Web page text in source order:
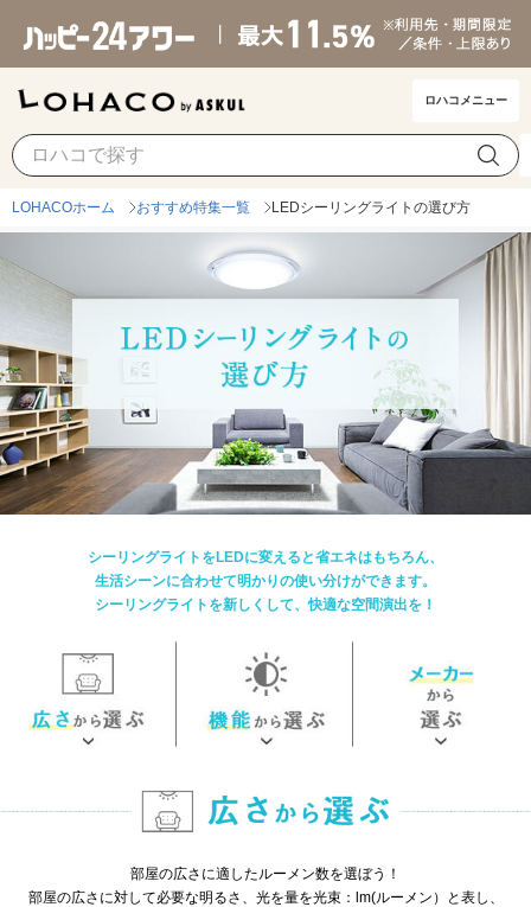
ロハコメニュー
LOHACOホーム おすすめ特集一覧 LEDシーリングライトの選び方
シーリングライトをLEDに変えると省エネはもちろん、
生活シーンに合わせて明かりの使い分けができます。
シーリングライトを新しくして、快適な空間演出を！
部屋の広さに適したルーメン数を選ぼう！
部屋の広さに対して必要な明るさ、光を量を光束：lm(ルーメン）と表し、